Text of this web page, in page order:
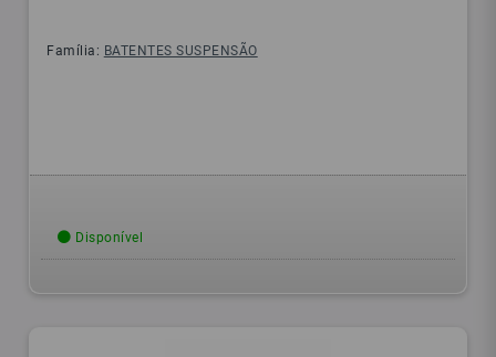
Família: BATENTES SUSPENSÃO
Disponível